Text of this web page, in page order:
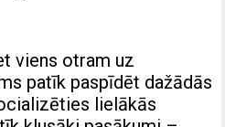
viens otram uz
patīk paspīdēt dažādās
lielākās